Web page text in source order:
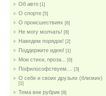
Об авто [1]
О спорте [5]
О происшествиях [6]
Не могу молчать! [8]
Наведем порядок! [2]
Поддержите идею! [1]
Мои стихи, проза... [0]
Пофилософствуем.... [3]
О себе и своих друзьях (близких)
[1]
Тема вне рубрик [8]